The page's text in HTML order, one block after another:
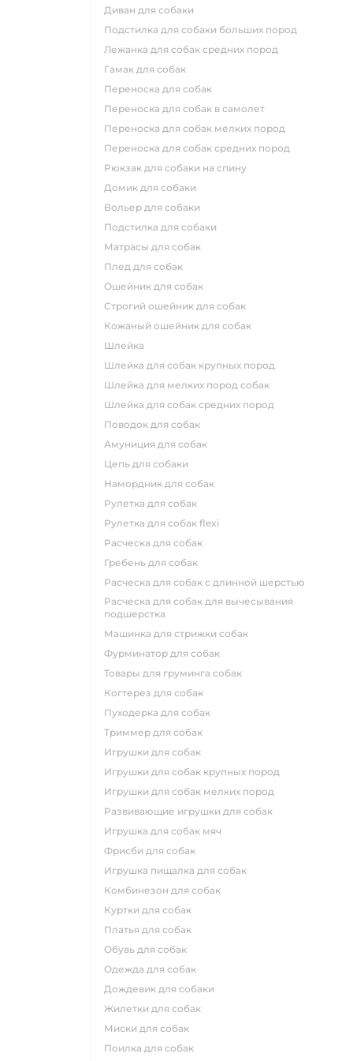
диван для собаки
подстилка для собаки больших пород
лежанка для собак средних пород
гамак для собак
переноска для собак
переноска для собак в самолет
переноска для собак мелких пород
переноска для собак средних пород
рюкзак для собаки на спину
домик для собаки
вольер для собаки
подстилка для собаки
матрасы для собак
плед для собак
ошейник для собак
строгий ошейник для собак
кожаный ошейник для собак
шлейка
шлейка для собак крупных пород
шлейка для мелких пород собак
шлейка для собак средних пород
поводок для собак
амуниция для собак
цепь для собаки
намордник для собак
рулетка для собак
рулетка для собак flexi
расческа для собак
гребень для собак
расческа для собак с длинной шерстью
расческа для собак для вычесывания
подшерстка
машинка для стрижки собак
фурминатор для собак
товары для груминга собак
когтерез для собак
пуходерка для собак
триммер для собак
игрушки для собак
игрушки для собак крупных пород
игрушки для собак мелких пород
развивающие игрушки для собак
игрушка для собак мяч
фрисби для собак
игрушка пищалка для собак
комбинезон для собак
куртки для собак
платья для собак
обувь для собак
одежда для собак
дождевик для собаки
жилетки для собак
миски для собак
поилка для собак